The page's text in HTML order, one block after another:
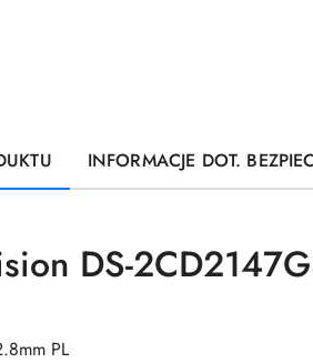
INFORMACJE DOT.
DS-
PL